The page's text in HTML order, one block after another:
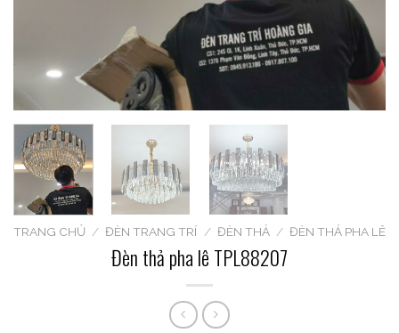
TRANG CHỦ / ĐÈN TRANG TRÍ / ĐÈN THẢ / ĐÈN THẢ PHA LÊ
Đèn thả pha lê TPL88207